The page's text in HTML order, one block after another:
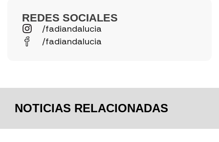
REDES SOCIALES
/fadiandalucia
/fadiandalucia
NOTICIAS RELACIONADAS